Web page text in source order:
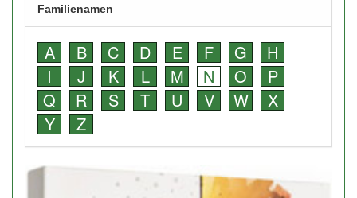
Familienamen
A B C D E F G
H
I
J K L M N O
P
Q
R S T U V W
X
Y
Z